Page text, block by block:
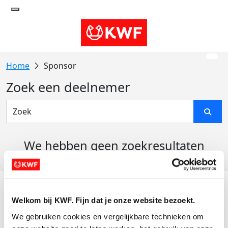
Welkom bij KWF. Fijn dat je onze website bezoekt.
We gebruiken cookies en vergelijkbare technieken om
Sponsor
Zoek een deelnemer
We hebben geen zoekresultaten
Actiematerialen
Evenementen